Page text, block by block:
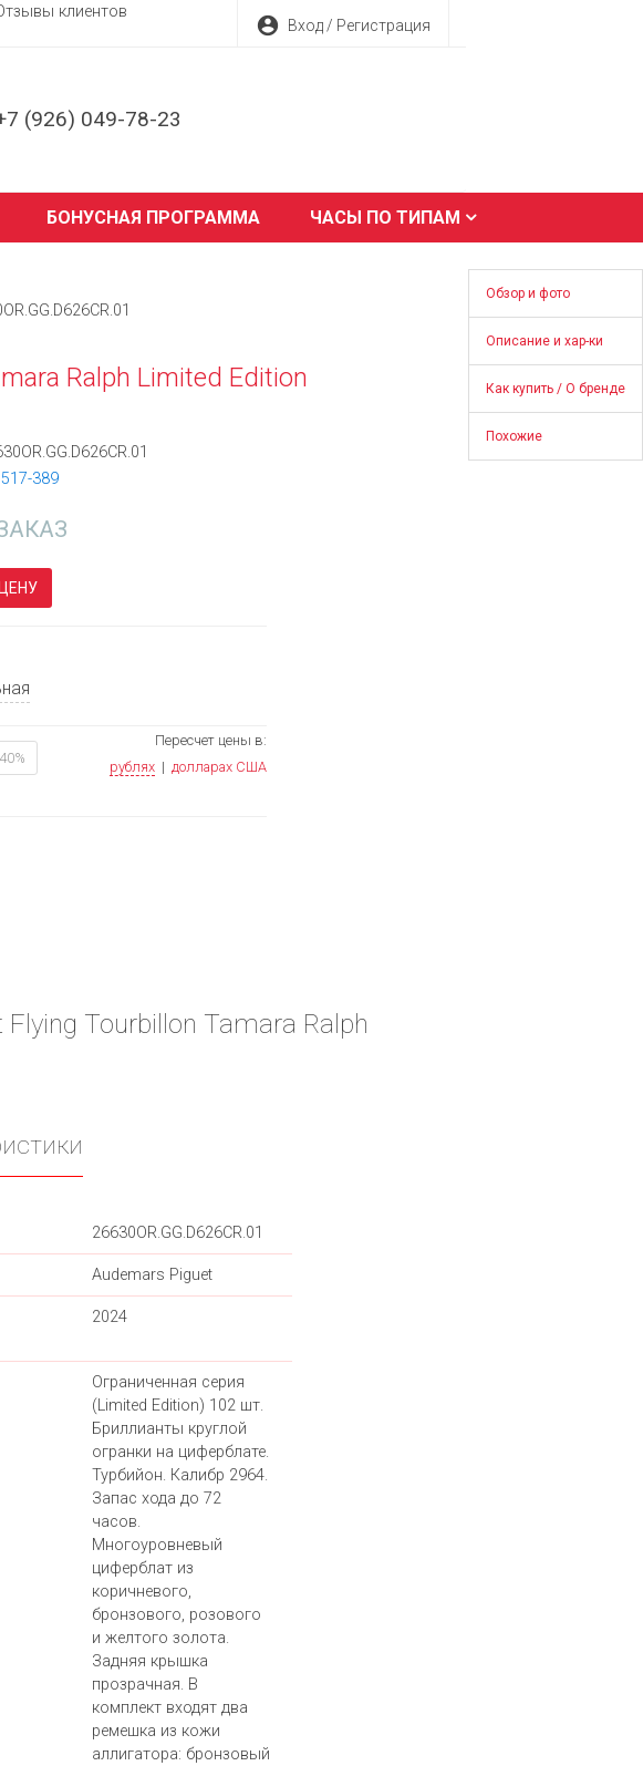
клиентов
account_circle Вход / Регистрация
(926) 049-78-23
БОНУСНАЯ ПРОГРАММА ЧАСЫ ПО ТИПАМ
Обзор и фото
Описание и хар-ки
Как купить / О бренде
Похожие
Ralph Limited Edition
517-389
Пересчет цены в:
рублях | долларах США
Tourbillon Tamara Ralph
26630OR.GG.D626CR.01
Audemars Piguet
2024
Ограниченная серия
(Limited Edition) 102 шт.
Бриллианты круглой
огранки на циферблате.
Турбийон. Калибр 2964.
Запас хода до 72
часов.
Многоуровневый
циферблат из
коричневого,
бронзового, розового
и желтого золота.
Задняя крышка
прозрачная. В
комплект входят два
ремешка из кожи
аллигатора: бронзовый